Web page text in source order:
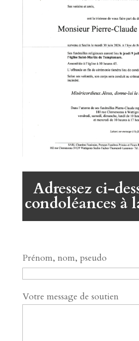
Adressez ci-
condoléances à
Prénom, nom, pseudo
Votre message de soutien